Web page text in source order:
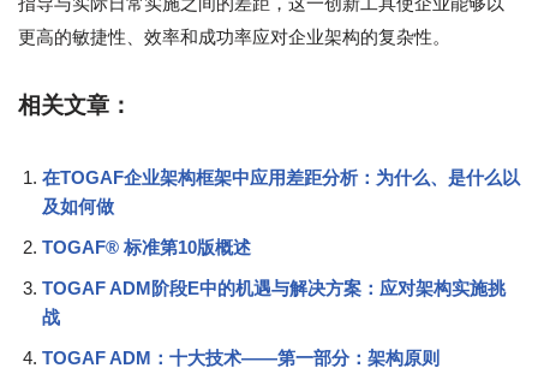
更高的敏捷性、效率和成功率应对企业架构的复杂性。
相关文章：
在TOGAF企业架构框架中应用差距分析：为什么、是什么以
及如何做
TOGAF® 标准第10版概述
TOGAF ADM阶段E中的机遇与解决方案：应对架构实施挑
战
TOGAF ADM：十大技术——第一部分：架构原则